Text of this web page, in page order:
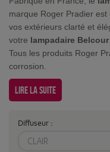
marque Roger Pradier
vos extérieurs clarté et
votre lampadaire Belcour
Tous les produits Roger
corrosion.
Lire la suite
Diffuseur :
CLAIR